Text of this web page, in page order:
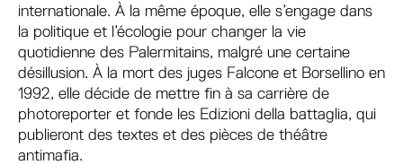
internationale. À la même époque, elle s’engage dans
la politique et l’écologie pour changer la vie
quotidienne des Palermitains, malgré une certaine
désillusion. À la mort des juges Falcone et Borsellino en
1992, elle décide de mettre fin à sa carrière de
photoreporter et fonde les Edizioni della battaglia, qui
publieront des textes et des pièces de théâtre
antimafia.